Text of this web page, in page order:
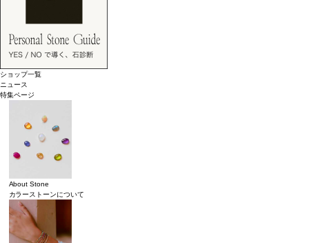
ショップ一覧
ニュース
特集ページ
About Stone
カラーストーンについて